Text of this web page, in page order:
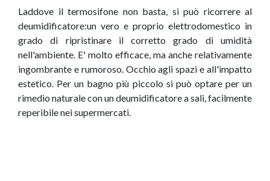
Laddove il termosifone non basta, si può ricorrere al
deumidificatore:un vero e proprio elettrodomestico in
grado di ripristinare il corretto grado di umidità
nell'ambiente. E' molto efficace, ma anche relativamente
ingombrante e rumoroso. Occhio agli spazi e all'impatto
estetico. Per un bagno più piccolo si può optare per un
rimedio naturale con un deumidificatore a sali, facilmente
reperibile nei supermercati.